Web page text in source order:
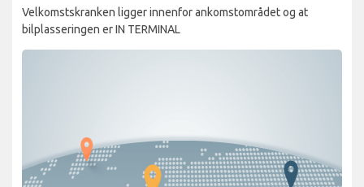
Velkomstskranken ligger innenfor ankomstområdet og at
bilplasseringen er IN TERMINAL